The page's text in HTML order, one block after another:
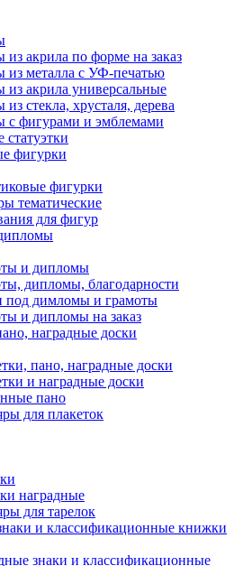
из акрила по форме на заказ
из металла с УФ-печатью
из акрила универсальные
стекла, хрусталя, дерева
с фигурами и эмблемами
статуэтки
фигурки
фигурки
тематические
для фигур
и дипломы
дипломы, благодарности
под димломы и грамоты
и дипломы на заказ
наградные доски
пано, наградные доски
и наградные доски
пано
для плакеток
наградные
для тарелок
и классификационные книжки
знаки и классификационные